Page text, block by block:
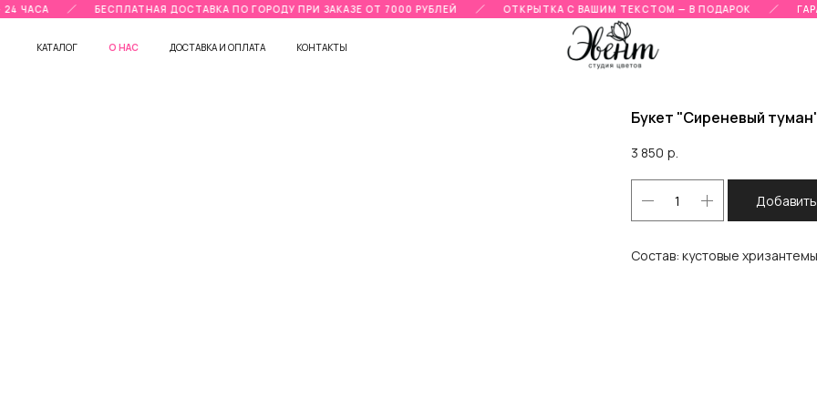
ЧАСА БЕСПЛАТНАЯ ДОСТАВКА ПО ГОРОДУ ПРИ ЗАКАЗЕ ОТ 7000 РУБЛЕЙ ОТКРЫТКА С ВАШИМ ТЕКСТОМ — В ПОДАРОК
КАТАЛОГ О НАС ДОСТАВКА И ОПЛАТА КОНТАКТЫ
Букет "Сиреневый
3 850 р.
Состав: кустовые